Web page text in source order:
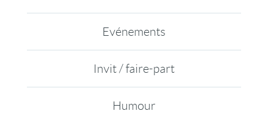
Evénements
Invit / faire-part
Humour